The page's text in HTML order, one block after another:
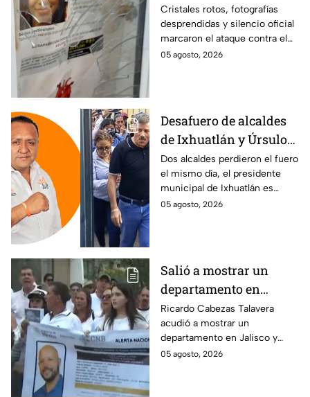
memorial de
desaparecidos en
Veracruz en medio de
crisis
Cristales rotos, fotografías
desprendidas y silencio oficial
marcaron el ataque contra el
memorial de desaparecidos,
05 agosto, 2026
Desafuero de alcaldes
de Ixhuatlán y Úrsulo
Galván: uno de ellos
está implicado en el
asesinato de la
periodista Roxana
Dos alcaldes perdieron el fuero
el mismo día, el presidente
municipal de Ixhuatlán es
investigado por el secuestro y
05 agosto, 2026
Salió a mostrar un
departamento en
Zapopan y no volvió a
casa: Buscan a Ricardo
Cabezas Talavera en
Jalisco
Ricardo Cabezas Talavera
acudió a mostrar un
departamento en Jalisco y
después desapareció;
05 agosto, 2026